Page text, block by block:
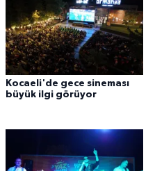
Kocaeli'de gece sineması
büyük ilgi görüyor